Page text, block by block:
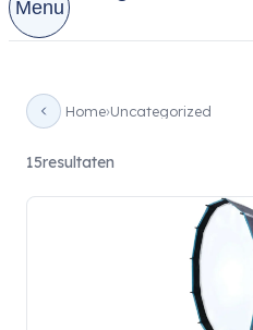
Menu
Home Uncategorized
15resultaten